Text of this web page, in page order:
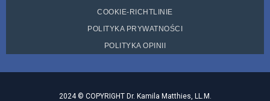
COOKIE-RICHTLINIE
POLITYKA PRYWATNOŚCI
POLITYKA OPINII
2024 © COPYRIGHT Dr. Kamila Matthies, LL.M.